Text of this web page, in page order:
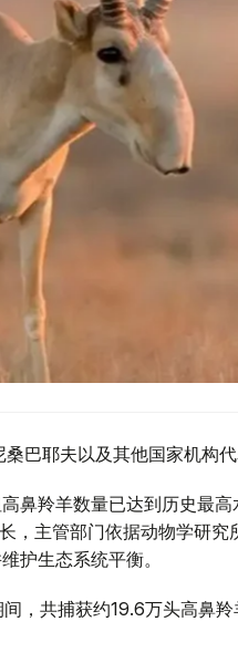
巴耶夫以及其他国家机构代
鼻羚羊数量已达到历史最
，主管部门依据动物学研
护生态系统平衡。
，共捕获约19.6万头高鼻